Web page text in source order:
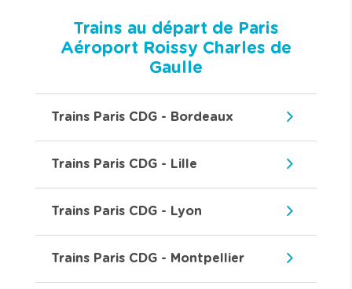
Trains au départ de Paris
Aéroport Roissy Charles de
Gaulle
Trains Paris CDG - Bordeaux
Trains Paris CDG - Lille
Trains Paris CDG - Lyon
Trains Paris CDG - Montpellier